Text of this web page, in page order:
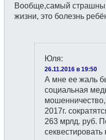
Вообще,самый
жизни, это болезнь
Юля:
26.11.2016 в 19:50
А мне ее жаль
социальная
2017г.
263 мрлд. руб.